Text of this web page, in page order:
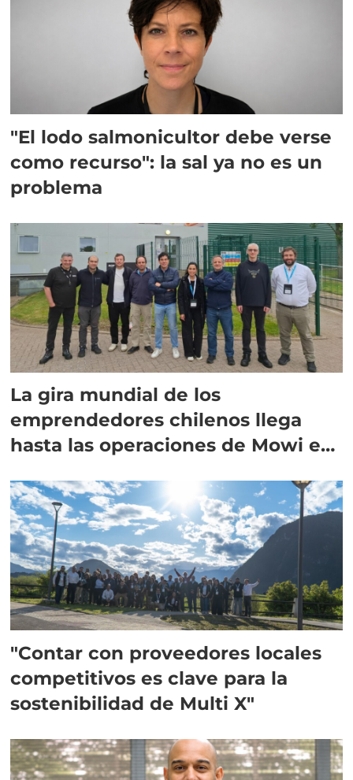
"El lodo salmonicultor debe verse
como recurso": la sal ya no es un
problema
La gira mundial de los
emprendedores chilenos llega
hasta las operaciones de Mowi en
"Contar con proveedores locales
competitivos es clave para la
sostenibilidad de Multi X"